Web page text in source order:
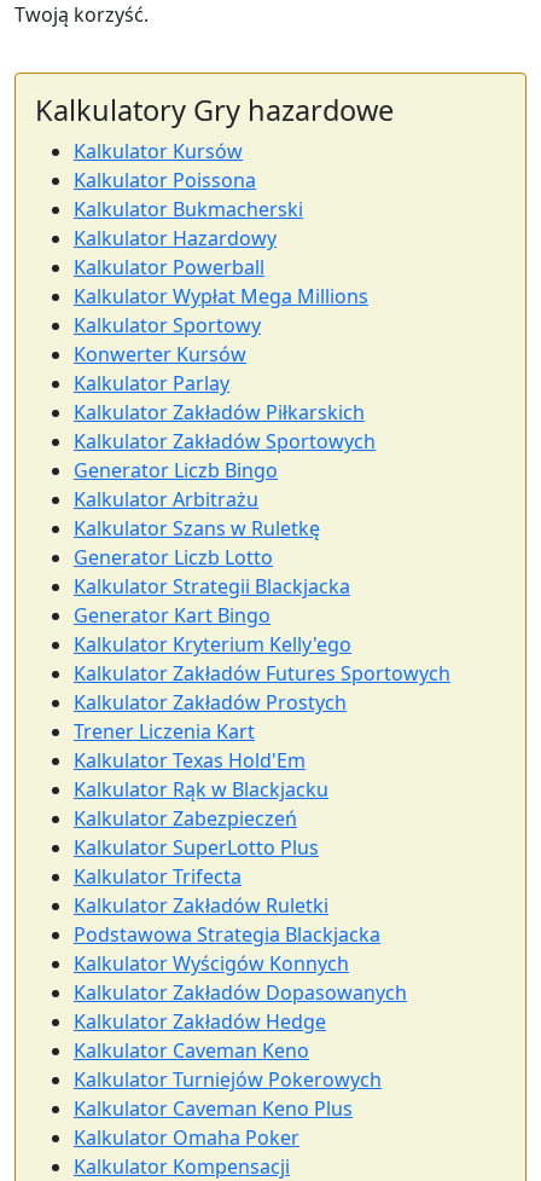
Twoją korzyść.
Kalkulatory Gry hazardowe
Kalkulator Kursów
Kalkulator Poissona
Kalkulator Bukmacherski
Kalkulator Hazardowy
Kalkulator Powerball
Kalkulator Wypłat Mega Millions
Kalkulator Sportowy
Konwerter Kursów
Kalkulator Parlay
Kalkulator Zakładów Piłkarskich
Kalkulator Zakładów Sportowych
Generator Liczb Bingo
Kalkulator Arbitrażu
Kalkulator Szans w Ruletkę
Generator Liczb Lotto
Kalkulator Strategii Blackjacka
Generator Kart Bingo
Kalkulator Kryterium Kelly'ego
Kalkulator Zakładów Futures Sportowych
Kalkulator Zakładów Prostych
Trener Liczenia Kart
Kalkulator Texas Hold'Em
Kalkulator Rąk w Blackjacku
Kalkulator Zabezpieczeń
Kalkulator SuperLotto Plus
Kalkulator Trifecta
Kalkulator Zakładów Ruletki
Podstawowa Strategia Blackjacka
Kalkulator Wyścigów Konnych
Kalkulator Zakładów Dopasowanych
Kalkulator Zakładów Hedge
Kalkulator Caveman Keno
Kalkulator Turniejów Pokerowych
Kalkulator Caveman Keno Plus
Kalkulator Omaha Poker
Kalkulator Kompensacji